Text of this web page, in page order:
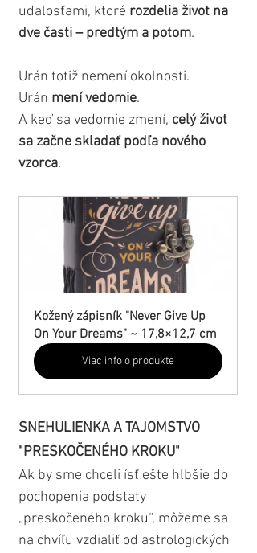
udalosťami, ktoré rozdelia život na
dve časti – predtým a potom.
Urán totiž nemení okolnosti.
Urán mení vedomie.
A keď sa vedomie zmení, celý život
sa začne skladať podľa nového
vzorca.
Kožený zápisník "Never Give Up
On Your Dreams" ~ 17,8×12,7 cm
Viac info o produkte
SNEHULIENKA A TAJOMSTVO
"PRESKOČENÉHO KROKU"
Ak by sme chceli ísť ešte hlbšie do
pochopenia podstaty
„preskočeného kroku“, môžeme sa
na chvíľu vzdialiť od astrologických